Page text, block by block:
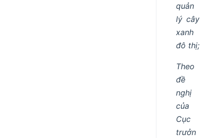
quản
lý cây
xanh
đô thị;
Theo
đề
nghị
của
Cục
trưởn